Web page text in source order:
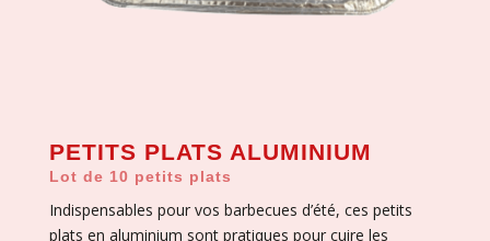
PETITS PLATS ALUMINIUM
Lot de 10 petits plats
Indispensables pour vos barbecues d’été, ces petits
plats en aluminium sont pratiques pour cuire les